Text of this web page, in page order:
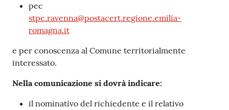
pec
stpc.ravenna@postacert.regione.emilia-
romagna.it
e per conoscenza al Comune territorialmente
interessato.
Nella comunicazione si dovrà indicare:
il nominativo del richiedente e il relativo